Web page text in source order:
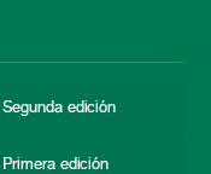
edición
edición